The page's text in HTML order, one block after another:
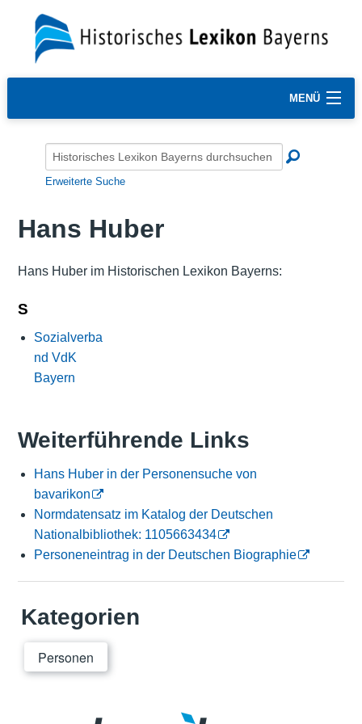
MENÜ
Erweiterte Suche
Hans Huber
Hans Huber im Historischen Lexikon Bayerns:
S
Sozialverba
nd VdK
Bayern
Weiterführende Links
Hans Huber in der Personensuche von
bavarikon
Normdatensatz im Katalog der Deutschen
Nationalbibliothek: 1105663434
Personeneintrag in der Deutschen Biographie
Kategorien
Personen